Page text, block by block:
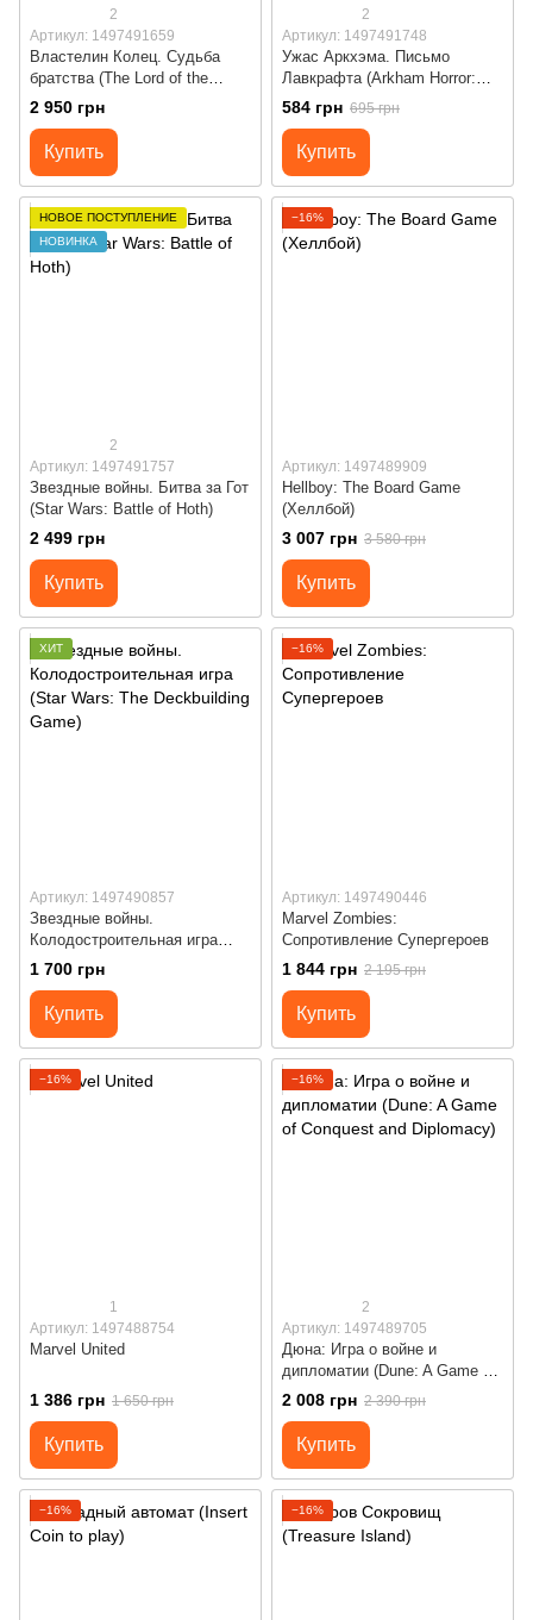
2
Артикул: 1497491659
Властелин Колец. Судьба
братства (The Lord of the
Rings: Fate of the Fellowship)
2 950 грн
Купить
2
Артикул: 1497491748
Ужас Аркхэма. Письмо
Лавкрафта (Arkham Horror:
Lovecraft Letter)
584 грн 695 грн
Купить
НОВОЕ ПОСТУПЛЕНИЕ
НОВИНКА
2
Артикул: 1497491757
Звездные войны. Битва за Гот
(Star Wars: Battle of Hoth)
2 499 грн
Купить
−16%
Артикул: 1497489909
Hellboy: The Board Game
(Хеллбой)
3 007 грн 3 580 грн
Купить
ХИТ
Артикул: 1497490857
Звездные войны.
Колодостроительная игра
(Star Wars: The Deckbuilding
1 700 грн
Купить
−16%
Артикул: 1497490446
Marvel Zombies:
Сопротивление Супергероев
1 844 грн 2 195 грн
Купить
−16%
1
Артикул: 1497488754
Marvel United
1 386 грн 1 650 грн
Купить
−16%
2
Артикул: 1497489705
Дюна: Игра о войне и
дипломатии (Dune: A Game of
Conquest and Diplomacy)
2 008 грн 2 390 грн
Купить
−16% −16%